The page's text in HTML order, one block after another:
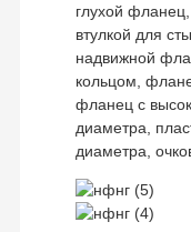
глухой
втулкой для
надвижной
кольцом,
фланец с
диаметра,
диаметра,